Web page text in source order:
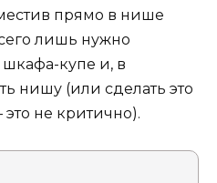
прямо в нише
лишь нужно
купе и, в
нишу (или сделать это
не критично).